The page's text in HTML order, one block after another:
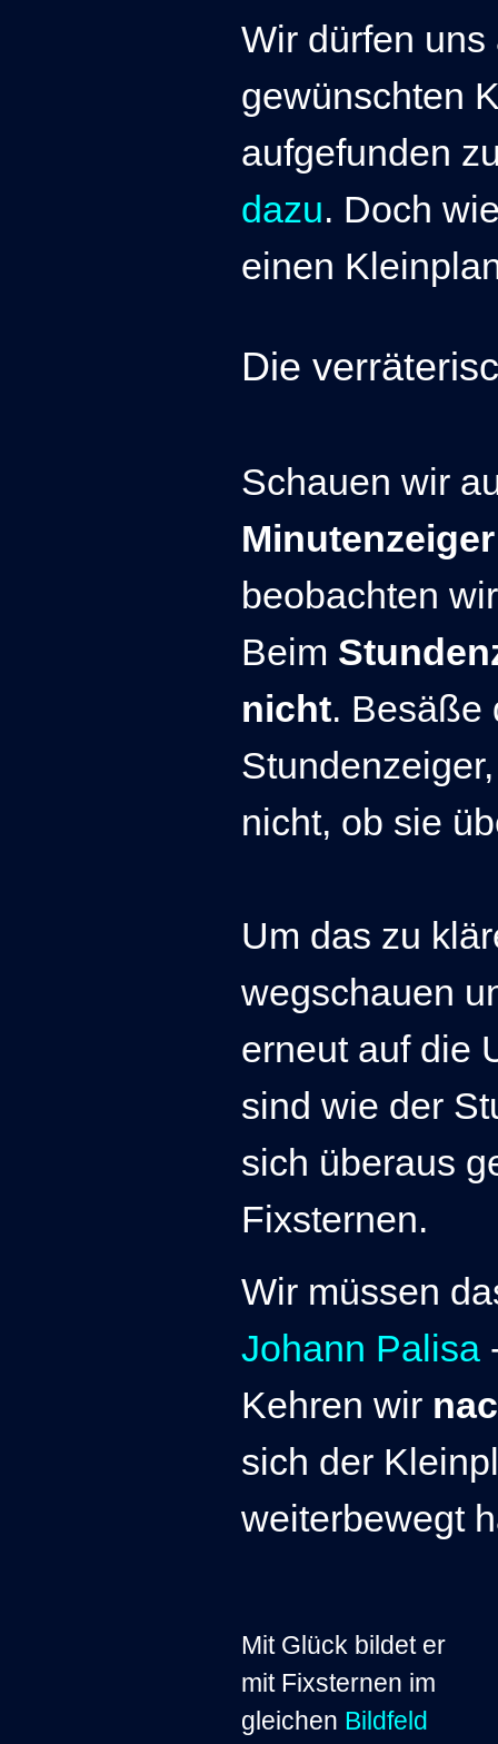
Wir dürfen
gewünschten
aufgefunden
dazu. Doch
einen
Die
Schauen wir
beobachten
Beim
nicht. Besäße
nicht, ob sie
Um das zu
wegschauen
erneut auf die
sind wie der
sich überaus
Fixsternen.
Wir müssen
Johann Palisa
Kehren wir
sich der
weiterbewegt
Mit Glück bildet er
mit Fixsternen im
gleichen Bildfeld